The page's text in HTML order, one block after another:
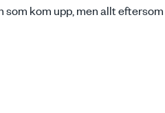
som kom upp, men allt eftersom